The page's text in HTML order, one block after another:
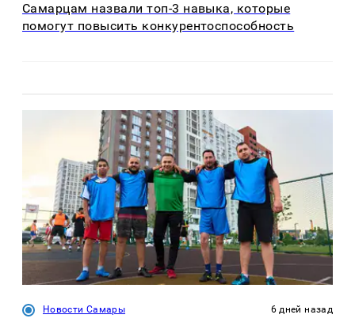
Самарцам назвали топ-3 навыка, которые
помогут повысить конкурентоспособность
Новости Самары 6 дней назад